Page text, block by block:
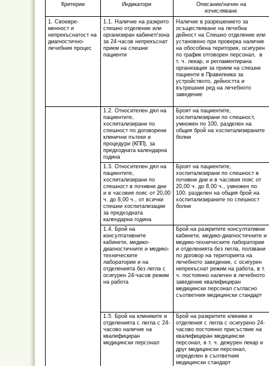
Критерии Индикатори
Описание/начин на
изчисляване
1. Своевре-
менност и
непрекъснатост на
диагностично-
лечебния процес
1.1. Наличие на разкрито
спешно отделение или
организиран кабинет/зона
за 24-часов непрекъснат
прием на спешни
пациенти
Наличие в разрешението за
осъществяване на лечебна
дейност на Спешно отделение или
установено при проверка наличие
на обособена територия, осигурен
по график отговорен персонал, в
т. ч. лекар, и регламентирана
организация за прием на спешни
пациенти в Правилника за
устройството, дейността и
вътрешния ред на лечебното
заведение
1.2. Относителен дял на
пациентите,
хоспитализирани по
спешност по договорени
клинични пътеки и
процедури (КПП), за
предходната календарна
година
Броят на пациентите,
хоспитализирани по спешност,
умножен по 100, разделен на
общия брой на хоспитализираните
болни
1.3. Относителен дял на
пациентите,
хоспитализирани по
спешност в почивни дни
и в часовия пояс от 20,00
ч. до 8,00 ч., от всички
спешни хоспитализации
за предходната
календарна година
Броят на пациентите,
хоспитализирани по спешност в
почивни дни и в часовия пояс от
20,00 ч. до 8,00 ч., умножен по
100, разделен на общия брой на
хоспитализираните по спешност
болни
1.4. Брой на
консултативните
кабинети, медико-
диагностичните и медико-
техническите
лаборатории и на
отделенията без легла с
осигурен 24-часов режим
на работа
Брой на разкритите консултативни
кабинети, медико-диагностичните и
медико-техническите лаборатории
и отделенията без легла, ползвани
по договор на територията на
лечебното заведение, с осигурен
непрекъснат режим на работа, в т.
ч. постоянно наличен в лечебното
заведение квалифициран
медицински персонал съгласно
съответния медицински стандарт
1.5. Брой на клиниките и
отделенията с легла с 24-
часово наличие на
квалифициран
медицински персонал
Брой на разкритите клиники и
отделения с легла с осигурено 24-
часово постоянно присъствие на
квалифициран медицински
персонал, в т. ч. дежурен лекар и
друг медицински персонал,
определен в съответния
медицински стандарт